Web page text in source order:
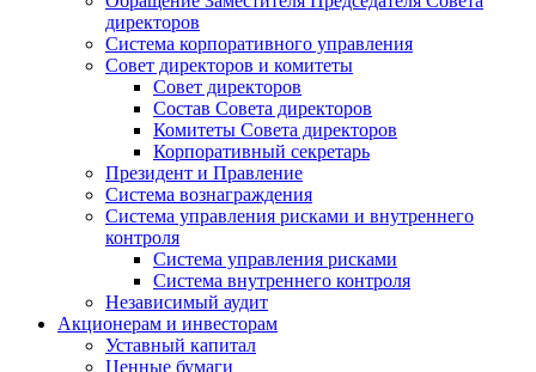
директоров
Система корпоративного управления
Совет директоров и комитеты
Совет директоров
Состав Совета директоров
Комитеты Совета директоров
Корпоративный секретарь
Президент и Правление
Система вознаграждения
Система управления рисками и внутреннего
контроля
Система управления рисками
Система внутреннего контроля
Независимый аудит
Акционерам и инвесторам
Уставный капитал
Ценные бумаги